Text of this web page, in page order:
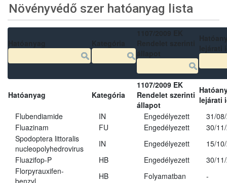
Növényvédő szer hatóanyag lista
Hatóanyag Kategória
1107/2009 EK
Rendelet szerinti
állapot
lejárati
Flubendiamide
IN Engedélyezett
31/
Fluazinam
FU Engedélyezett
30/
Spodoptera littoralis
nucleopolyhedrovirus
IN Engedélyezett
15/
Fluazifop-P
HB Engedélyezett
30/
Florpyrauxifen-
HB Folyamatban
-